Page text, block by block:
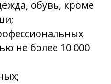
обувь, кроме
не более 10 000